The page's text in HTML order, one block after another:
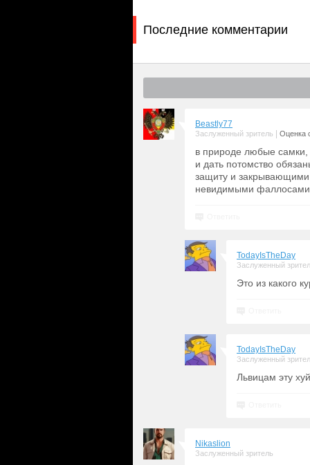
Последние комментарии
Beastly77
Заслуженный зритель Оценка
в природе любые самки,
и дать потомство
защиту и закрывающими
невидимыми
TodayIsTheDay
Заслуженный
Это из какого
TodayIsTheDay
Заслуженный
Львицам эту
Nikaslion
Заслуженный зритель